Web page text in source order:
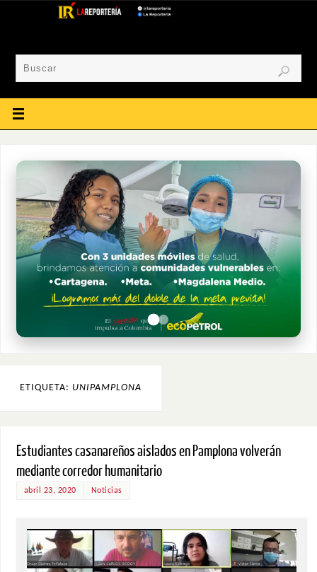
ETIQUETA: UNIPAMPLONA
Estudiantes casanareños aislados en Pamplona volverán
mediante corredor humanitario
abril 23, 2020 Noticias